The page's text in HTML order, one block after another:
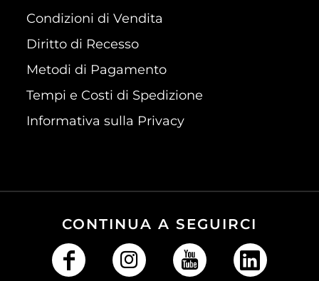
Condizioni di Vendita
Diritto di Recesso
Metodi di Pagamento
Tempi e Costi di Spedizione
Informativa sulla Privacy
CONTINUA A SEGUIRCI